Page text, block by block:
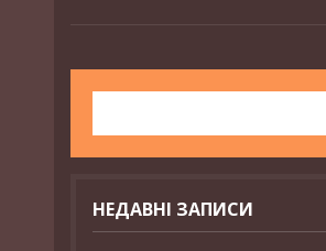
НЕДАВНІ ЗАПИСИ